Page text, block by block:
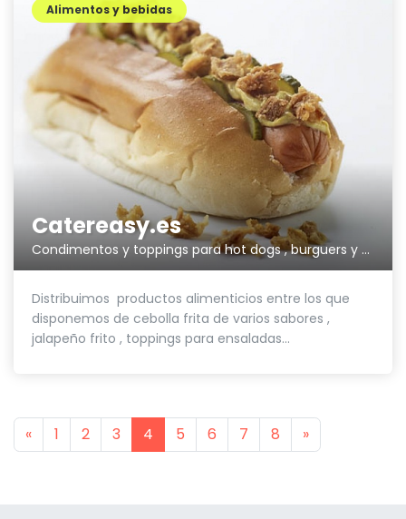
Catereasy.es
Condimentos y toppings para hot dogs , burguers y ensaladas.
Alimentos y bebidas
Distribuimos productos alimenticios entre los que
disponemos de cebolla frita de varios sabores ,
jalapeño frito , toppings para ensaladas...
«Previous
1 2 3 4 5 6 7 8 »Next